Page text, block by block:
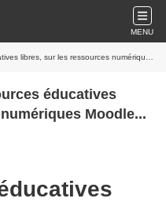
MENU
sur les ressources numériques Moodle...
éducatives
Moodle...